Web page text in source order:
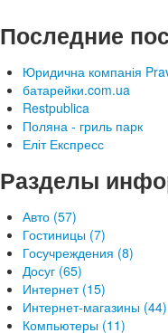
Последние
Юридична компанія
батарейки.com.ua
Restpublica
Поляна - гриль парк
Еліт Експресс
Разделы
Авто (57)
Гостиницы (7)
Госучреждения (8)
Досуг (65)
Интернет (15)
Интернет-магазины (44)
Компьютеры (11)